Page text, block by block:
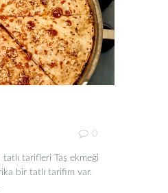
0
tatlı tarifleri Taş ekmeği
bir tatlı tarifim var.